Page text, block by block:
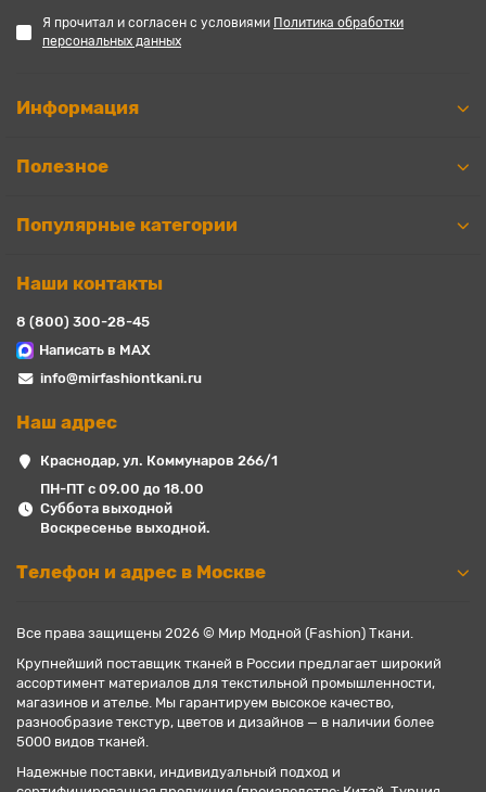
Я прочитал и согласен с условиями Политика обработки
персональных данных
Информация
Полезное
Популярные категории
Наши контакты
8 (800) 300-28-45
Написать в MAX
info@mirfashiontkani.ru
Наш адрес
Краснодар, ул. Коммунаров 266/1
ПН-ПТ с 09.00 до 18.00
Суббота выходной
Воскресенье выходной.
Телефон и адрес в Москве
Все права защищены 2026 © Мир Модной (Fashion) Ткани.
Крупнейший поставщик тканей в России предлагает широкий
ассортимент материалов для текстильной промышленности,
магазинов и ателье. Мы гарантируем высокое качество,
разнообразие текстур, цветов и дизайнов — в наличии более
5000 видов тканей.
Надежные поставки, индивидуальный подход и